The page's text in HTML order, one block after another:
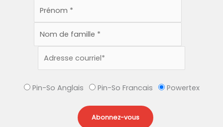
Pin-So Anglais Pin-So Francais Powertex